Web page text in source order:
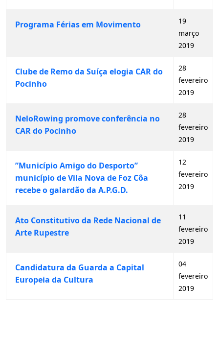
Programa Férias em Movimento
19
março
2019
Clube de Remo da Suíça elogia CAR do
Pocinho
28
fevereiro
2019
NeloRowing promove conferência no
CAR do Pocinho
28
fevereiro
2019
”Município Amigo do Desporto”
município de Vila Nova de Foz Côa
recebe o galardão da A.P.G.D.
12
fevereiro
2019
Ato Constitutivo da Rede Nacional de
Arte Rupestre
11
fevereiro
2019
Candidatura da Guarda a Capital
Europeia da Cultura
04
fevereiro
2019